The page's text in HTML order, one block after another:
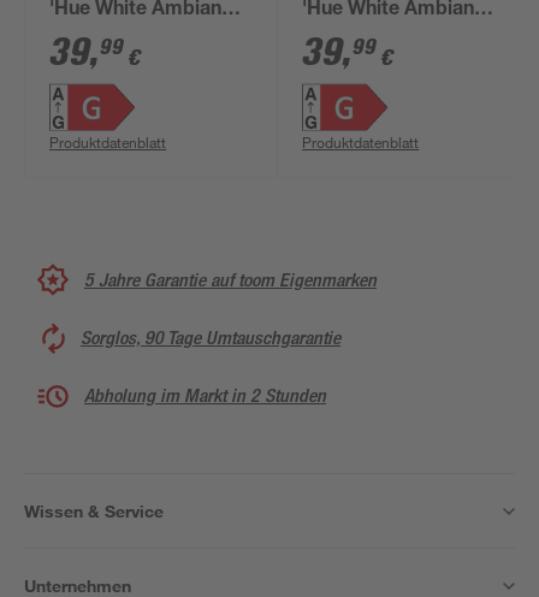
'Hue White Ambiance'
dimmbar Globe gold
E27 7 W 550 lm
warmweiß
39,99 €
Produktdatenblatt
'Hue White Ambiance'
dimmbar Edison gold
E27 7 W 550 lm
warmweiß
39,99 €
Produktdatenblatt
5 Jahre Garantie auf toom Eigenmarken
Sorglos, 90 Tage Umtauschgarantie
Abholung im Markt in 2 Stunden
Wissen & Service
Unternehmen